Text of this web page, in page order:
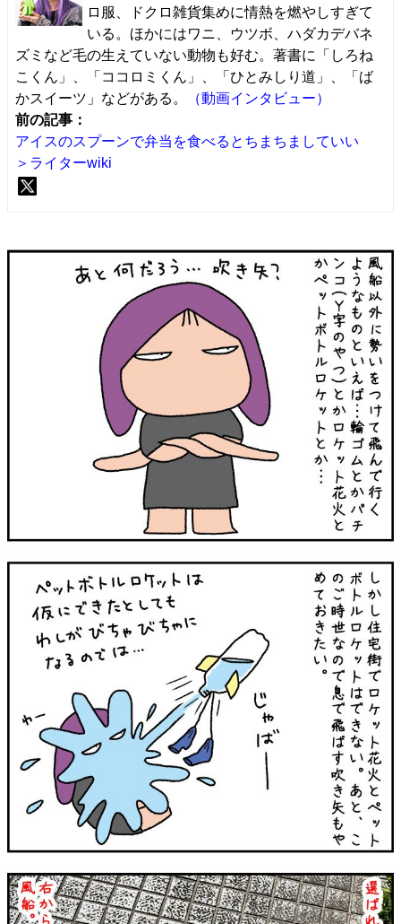
ロ服、ドクロ雑貨集めに情熱を燃やしすぎて
いる。ほかにはワニ、ウツボ、ハダカデバネ
ズミなど毛の生えていない動物も好む。著書に「しろね
こくん」、「ココロミくん」、「ひとみしり道」、「ば
かスイーツ」などがある。
（動画インタビュー）
前の記事：
アイスのスプーンで弁当を食べるとちまちましていい
＞ライターwiki